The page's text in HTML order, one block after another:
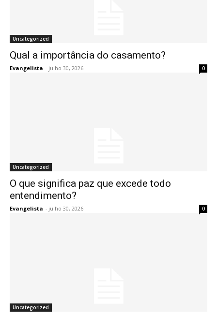
Uncategorized
Qual a importância do casamento?
Evangelista - julho 30, 2026 0
Uncategorized
O que significa paz que excede todo
entendimento?
Evangelista - julho 30, 2026 0
Uncategorized